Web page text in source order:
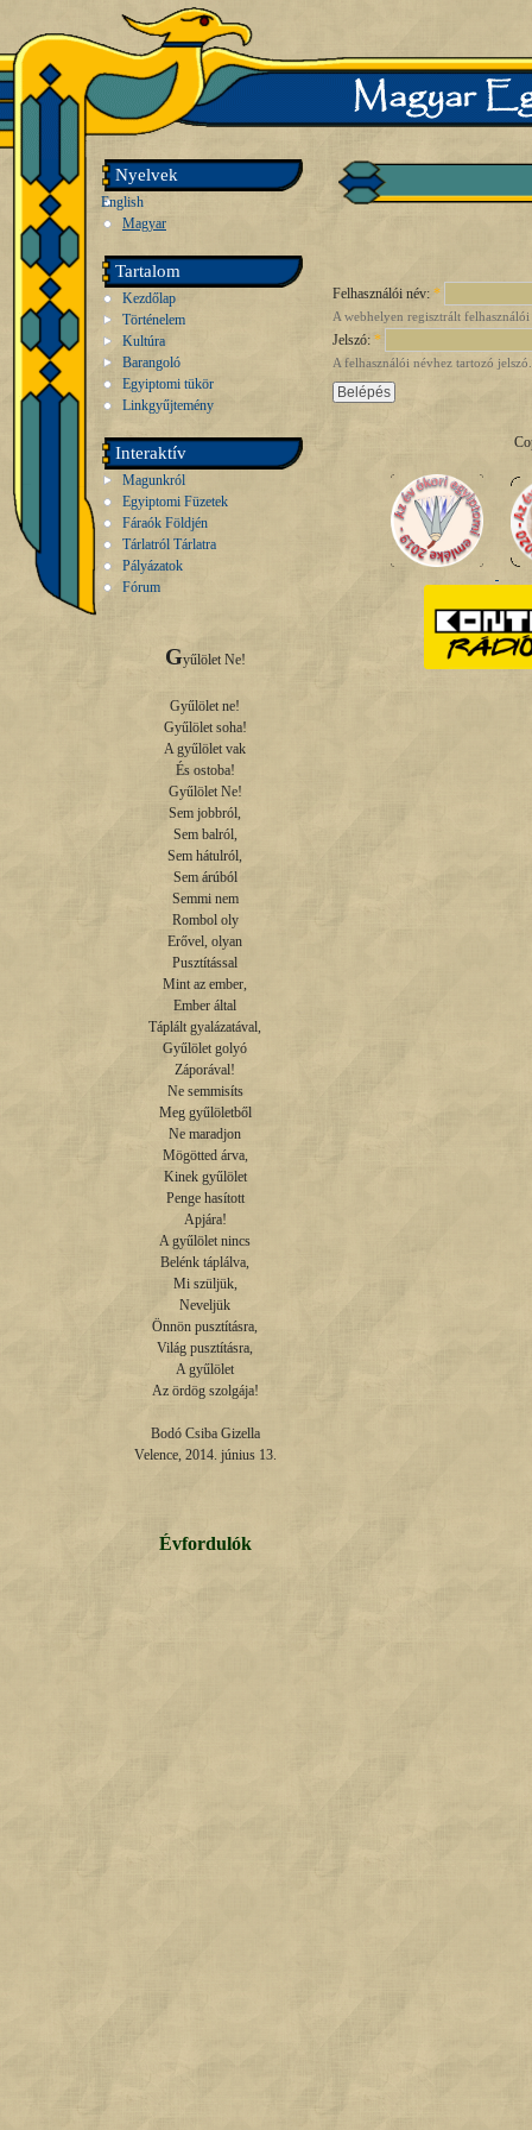
Nyelvek
English
Magyar
Tartalom
Kezdőlap
Történelem
Kultúra
Barangoló
Egyiptomi tükör
Linkgyűjtemény
Interaktív
Magunkról
Egyiptomi Füzetek
Fáraók Földjén
Tárlatról Tárlatra
Pályázatok
Fórum
Gyűlölet Ne!
Gyűlölet ne!
Gyűlölet soha!
A gyűlölet vak
És ostoba!
Gyűlölet Ne!
Sem jobbról,
Sem balról,
Sem hátulról,
Sem árúból
Semmi nem
Rombol oly
Erővel, olyan
Pusztítással
Mint az ember,
Ember által
Táplált gyalázatával,
Gyűlölet golyó
Záporával!
Ne semmisíts
Meg gyűlöletből
Ne maradjon
Mögötted árva,
Kinek gyűlölet
Penge hasított
Apjára!
A gyűlölet nincs
Belénk táplálva,
Mi szüljük,
Neveljük
Önnön pusztításra,
Világ pusztításra,
A gyűlölet
Az ördög szolgája!
Bodó Csiba Gizella
Velence, 2014. június 13.
Évfordulók
Felhasználói név: *
A webhelyen regisztrált felhasználói
Jelszó: *
A felhasználói névhez tartozó jelszó.